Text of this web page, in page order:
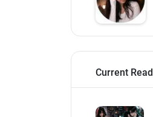
Current Read